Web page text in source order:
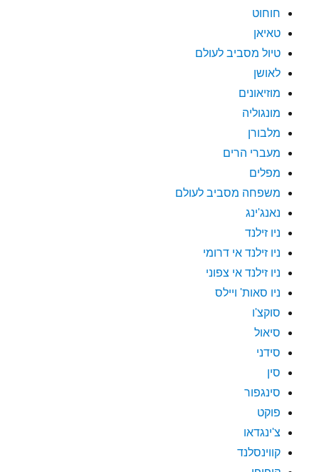
חוחוט
טאיאן
טיול מסביב לעולם
לאושן
מוזיאונים
מונגוליה
מלבורן
מעברי הרים
מפלים
משפחה מסביב לעולם
נאנג'ינג
ניו זילנד
ניו זילנד אי דרומי
ניו זילנד אי צפוני
ניו סאות' ויילס
סוקצ'ו
סיאול
סידני
סין
סינגפור
פוקט
צ'ינגדאו
קווינסלנד